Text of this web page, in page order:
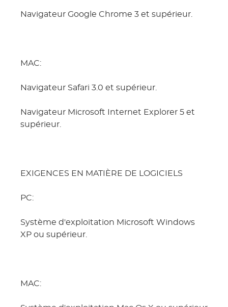
Navigateur Google Chrome 3 et supérieur.
MAC:
Navigateur Safari 3.0 et supérieur.
Navigateur Microsoft Internet Explorer 5 et
supérieur.
EXIGENCES EN MATIÈRE DE LOGICIELS
PC:
Système d'exploitation Microsoft Windows
XP ou supérieur.
MAC: